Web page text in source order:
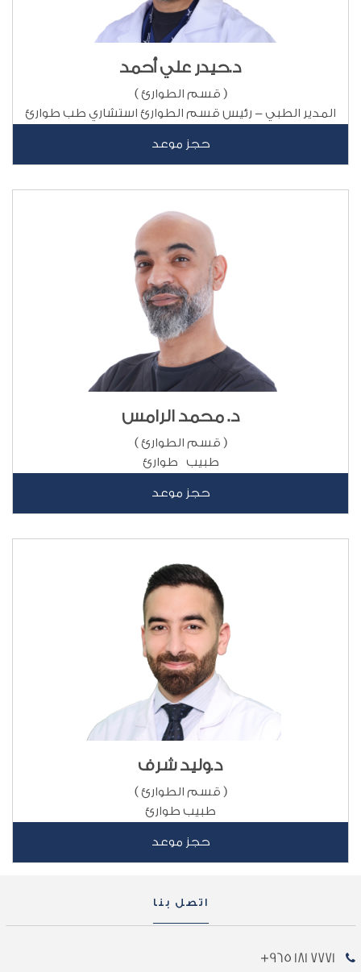
د.حيدر علي أحمد
( قسم الطوارئ )
المدير الطبي - رئيس قسم الطوارئ استشاري طب طوارئ
حجز موعد
د. محمد الرامس
( قسم الطوارئ )
طبيب طوارئ
حجز موعد
د.وليد شرف
( قسم الطوارئ )
طبيب طوارئ
حجز موعد
اتصل بنا
7771 181 965+